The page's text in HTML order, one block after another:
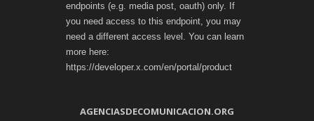
endpoints (e.g. media post, oauth) only. If
you need access to this endpoint, you may
need a different access level. You can learn
more here:
https://developer.x.com/en/portal/product
AGENCIASDECOMUNICACION.ORG